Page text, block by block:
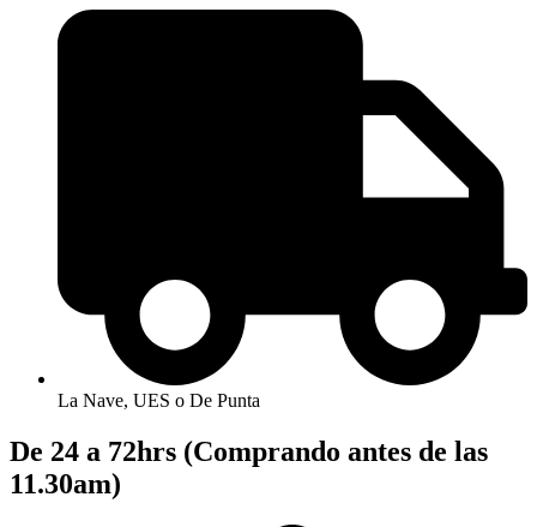
La Nave, UES o De Punta
De 24 a 72hrs (Comprando antes de las
11.30am)